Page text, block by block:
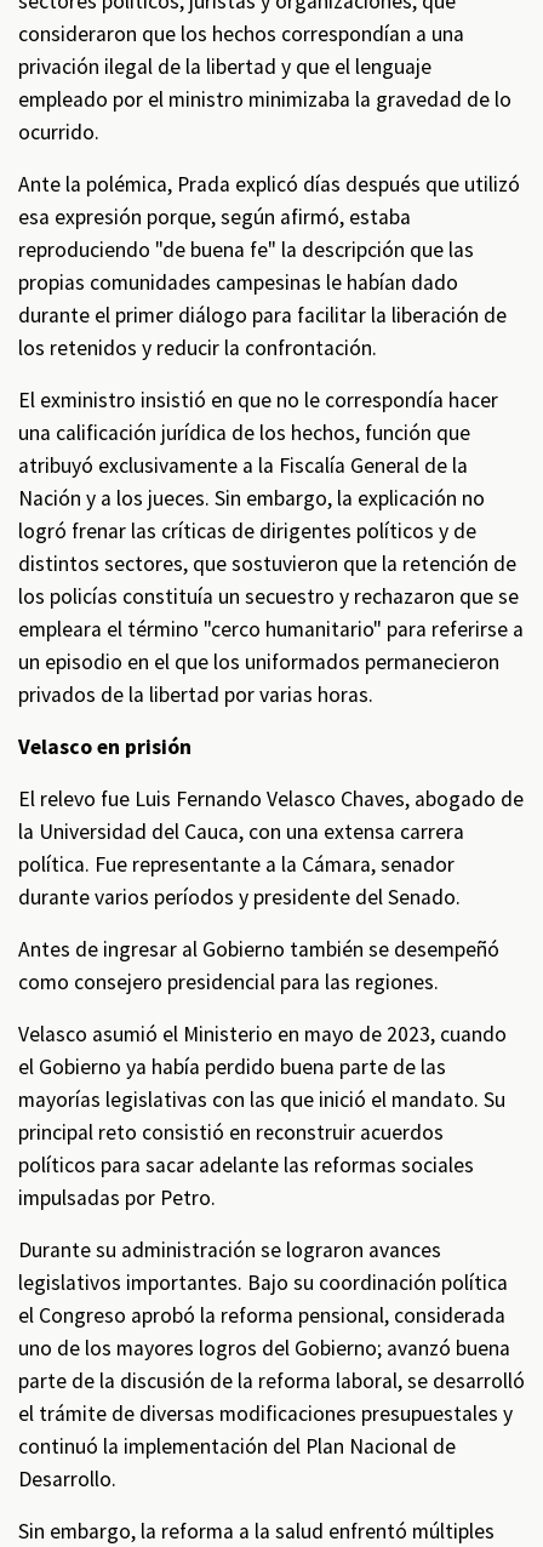
consideraron que los hechos correspondían a una
privación ilegal de la libertad y que el lenguaje
empleado por el ministro minimizaba la gravedad de lo
ocurrido.
Ante la polémica, Prada explicó días después que utilizó
esa expresión porque, según afirmó, estaba
reproduciendo "de buena fe" la descripción que las
propias comunidades campesinas le habían dado
durante el primer diálogo para facilitar la liberación de
los retenidos y reducir la confrontación.
El exministro insistió en que no le correspondía hacer
una calificación jurídica de los hechos, función que
atribuyó exclusivamente a la Fiscalía General de la
Nación y a los jueces. Sin embargo, la explicación no
logró frenar las críticas de dirigentes políticos y de
distintos sectores, que sostuvieron que la retención de
los policías constituía un secuestro y rechazaron que se
empleara el término "cerco humanitario" para referirse a
un episodio en el que los uniformados permanecieron
privados de la libertad por varias horas.
Velasco en prisión
El relevo fue Luis Fernando Velasco Chaves, abogado de
la Universidad del Cauca, con una extensa carrera
política. Fue representante a la Cámara, senador
durante varios períodos y presidente del Senado.
Antes de ingresar al Gobierno también se desempeñó
como consejero presidencial para las regiones.
Velasco asumió el Ministerio en mayo de 2023, cuando
el Gobierno ya había perdido buena parte de las
mayorías legislativas con las que inició el mandato. Su
principal reto consistió en reconstruir acuerdos
políticos para sacar adelante las reformas sociales
impulsadas por Petro.
Durante su administración se lograron avances
legislativos importantes. Bajo su coordinación política
el Congreso aprobó la reforma pensional, considerada
uno de los mayores logros del Gobierno; avanzó buena
parte de la discusión de la reforma laboral, se desarrolló
el trámite de diversas modificaciones presupuestales y
continuó la implementación del Plan Nacional de
Desarrollo.
Sin embargo, la reforma a la salud enfrentó múltiples